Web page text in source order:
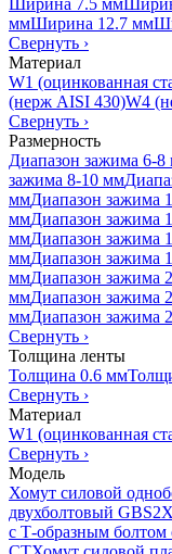
Ширина 7.5 мм
ммШирина 12.7 мм
Свернуть ›
Материал
W1 (оцинкованная
(нерж AISI 430)W4
Свернуть ›
Размерность
Диапазон зажима 6-
зажима 8-10 мм
ммДиапазон зажима
ммДиапазон зажима
ммДиапазон зажима
ммДиапазон зажима
ммДиапазон зажима
ммДиапазон зажима
ммДиапазон зажима
Свернуть ›
Толщина ленты
Толщина 0.6 мм
Свернуть ›
Материал
W1 (оцинкованная
Свернуть ›
Модель
Хомут силовой
двухболтовый GBS2
с Т-образным